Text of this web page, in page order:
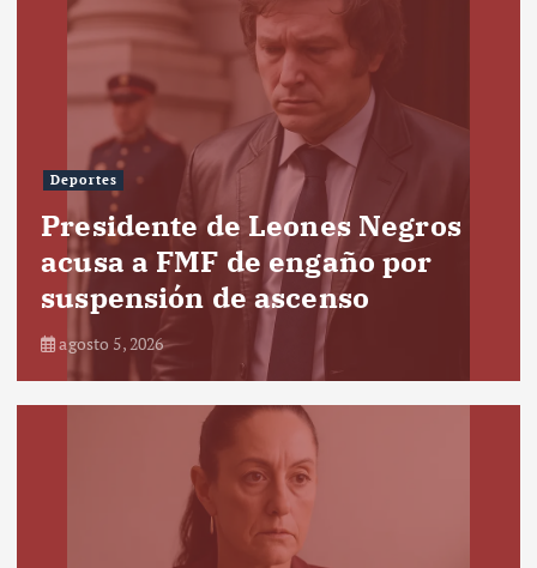
Deportes
Presidente de Leones Negros
acusa a FMF de engaño por
suspensión de ascenso
agosto 5, 2026